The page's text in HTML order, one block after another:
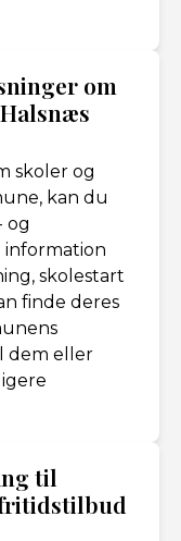
om
skoler og
kan du
og
information
skolestart
finde deres
dem eller
til